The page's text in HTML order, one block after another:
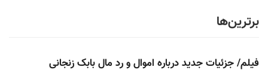
برترین‌ها
فیلم/ جزئیات جدید درباره اموال و رد مال بابک زنجانی